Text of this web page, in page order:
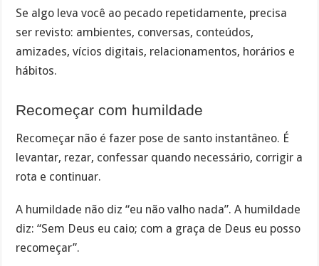
Se algo leva você ao pecado repetidamente, precisa
ser revisto: ambientes, conversas, conteúdos,
amizades, vícios digitais, relacionamentos, horários e
hábitos.
Recomeçar com humildade
Recomeçar não é fazer pose de santo instantâneo. É
levantar, rezar, confessar quando necessário, corrigir a
rota e continuar.
A humildade não diz “eu não valho nada”. A humildade
diz: “Sem Deus eu caio; com a graça de Deus eu posso
recomeçar”.